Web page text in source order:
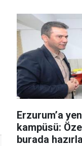
Erzurum’a
kampüsü:
burada